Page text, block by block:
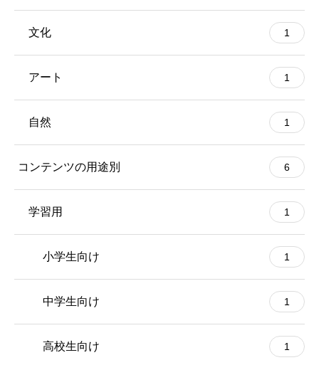
文化 1
アート 1
自然 1
コンテンツの用途別 6
学習用 1
小学生向け 1
中学生向け 1
高校生向け 1